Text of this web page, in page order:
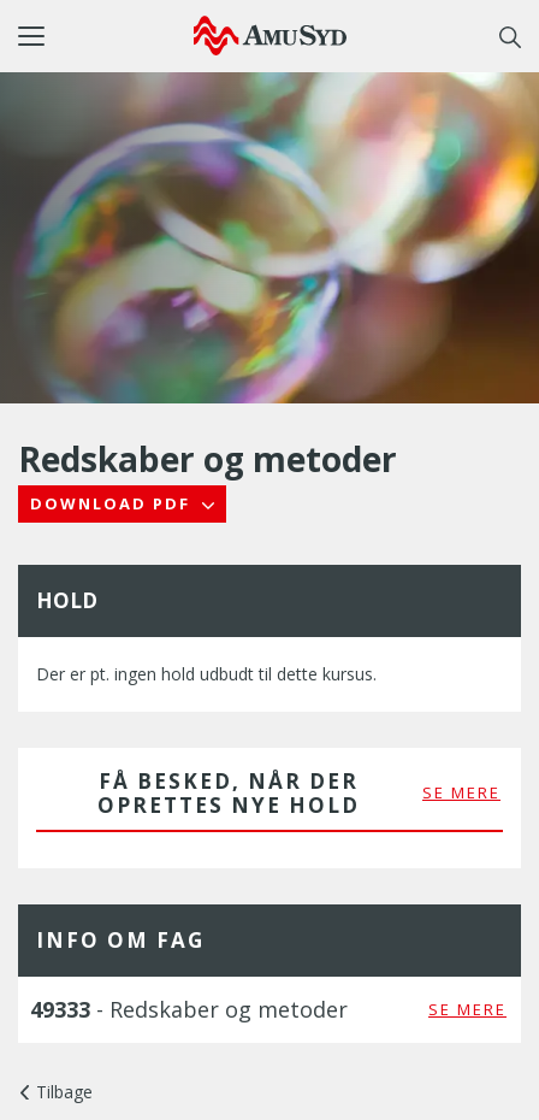
Toggle
Redskaber og metoder
DOWNLOAD PDF
HOLD
Der er pt. ingen hold udbudt til dette kursus.
FÅ BESKED, NÅR DER
OPRETTES NYE HOLD
SE MERE
INFO OM FAG
49333 - Redskaber og metoder SE MERE
Tilbage